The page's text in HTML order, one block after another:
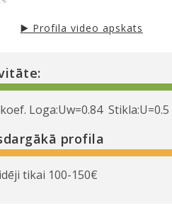
▶️ Profila video apskats
Loga:Uw=0.84 Stikla:U=0.5
profila
tikai 100-150€